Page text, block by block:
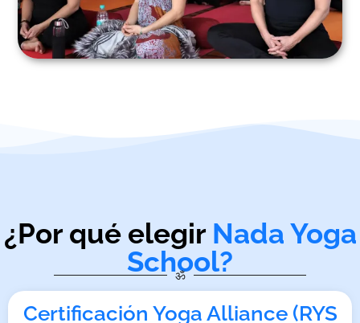
¿Por qué elegir Nada Yoga
School?
ॐ
Certificación Yoga Alliance (RYS